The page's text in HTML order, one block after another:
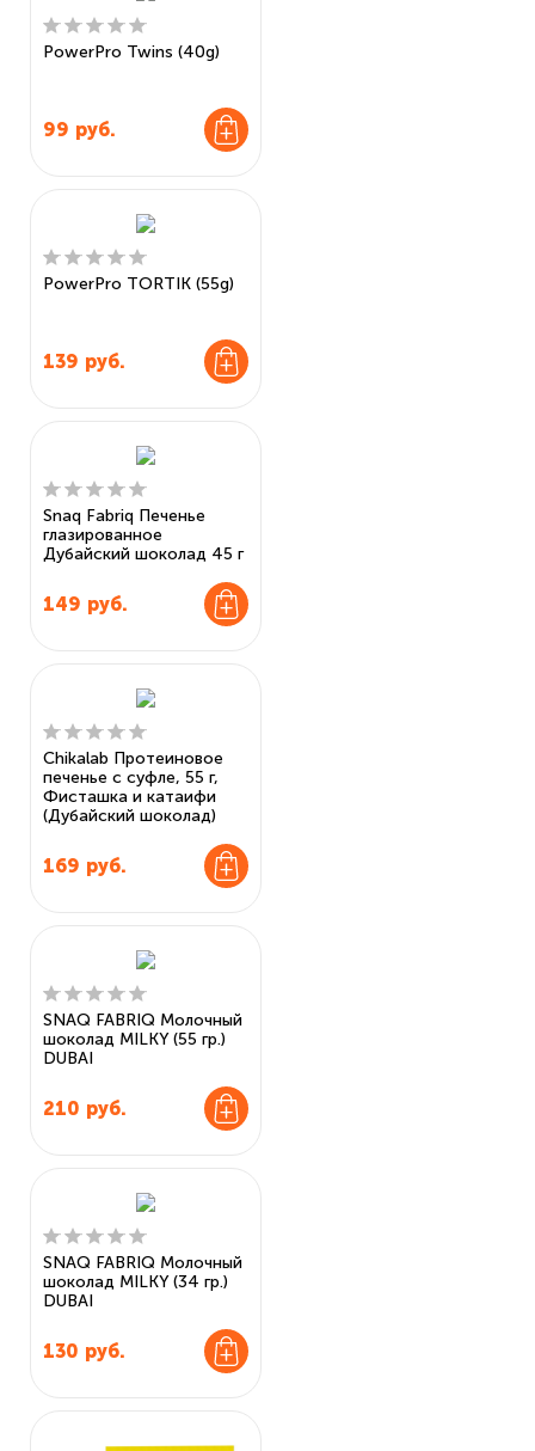
PowerPro Twins (40g)
99 руб.
PowerPro TORTIK (55g)
139 руб.
Snaq Fabriq Печенье
глазированное
Дубайский шоколад 45 г
149 руб.
Chikalab Протеиновое
печенье с суфле, 55 г,
Фисташка и катаифи
(Дубайский шоколад)
169 руб.
SNAQ FABRIQ Молочный
шоколад MILKY (55 гр.)
DUBAI
210 руб.
SNAQ FABRIQ Молочный
шоколад MILKY (34 гр.)
DUBAI
130 руб.